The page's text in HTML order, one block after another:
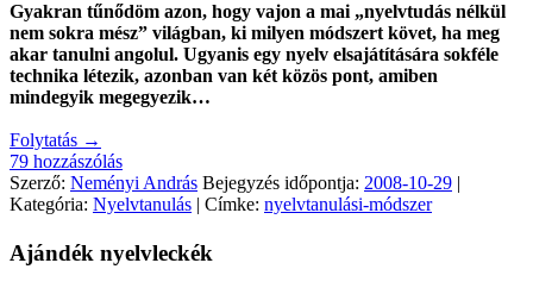
Gyakran tűnődöm azon, hogy vajon a mai „nyelvtudás nélkül
nem sokra mész” világban, ki milyen módszert követ, ha meg
akar tanulni angolul. Ugyanis egy nyelv elsajátítására sokféle
technika létezik, azonban van két közös pont, amiben
mindegyik megegyezik…
Folytatás →
79 hozzászólás
Szerző: Neményi András Bejegyzés időpontja: 2008-10-29 |
Kategória: Nyelvtanulás | Címke: nyelvtanulási-módszer
Ajándék nyelvleckék